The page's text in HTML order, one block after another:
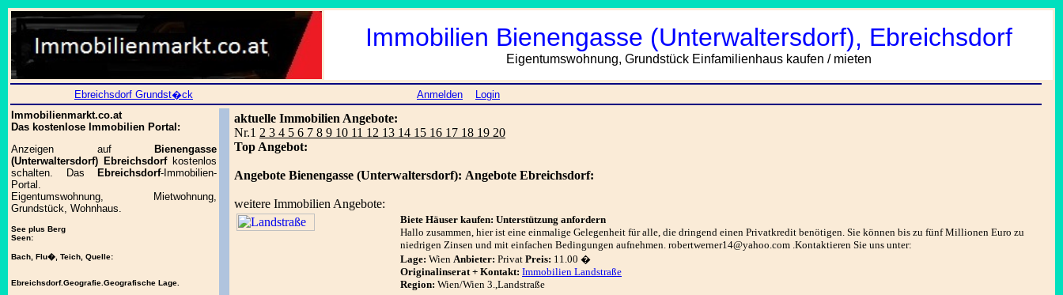
Immobilien Bienengasse (Unterwaltersdorf), Ebreichsdorf
Eigentumswohnung, Grundstück Einfamilienhaus kaufen / mieten
Ebreichsdorf Grundst�ck Anmelden
Login
Immobilienmarkt.co.at
Das kostenlose Immobilien Portal:
Anzeigen auf
Bienengasse
(Unterwaltersdorf) Ebreichsdorfkostenlos
schalten. Das
Ebreichsdorf-Immobilien-
Portal.
Eigentumswohnung, Mietwohnung,
Grundstück, Wohnhaus.
See plus Berg
Seen:
Bach, Flu�, Teich, Quelle:
Ebreichsdorf.Geografie.Geografische Lage.
aktuelle Immobilien Angebote:
Nr.1 2 3 4 5 6 7 8 9 10 11 12 13 14 15 16 17 18 19 20
Top Angebot:
Angebote Bienengasse (Unterwaltersdorf): Angebote Ebreichsdorf:
weitere Immobilien Angebote:
Biete Häuser kaufen: Unterstützung anfordern
Hallo zusammen, hier ist eine einmalige Gelegenheit für alle, die dringend einen Privatkredit benötigen. Sie können bis zu fünf Millionen Euro zu
niedrigen Zinsen und mit einfachen Bedingungen aufnehmen. robertwerner14@yahoo.com .Kontaktieren Sie uns unter:
Lage: Wien Anbieter: Privat Preis: 11.00 �
Originalinserat + Kontakt: Immobilien Landstraße
Region: Wien/Wien 3.,Landstraße